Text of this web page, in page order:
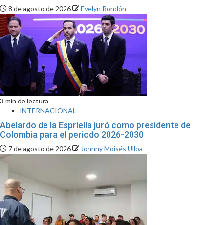
8 de agosto de 2026 Evelyn Rondón
3 min de lectura
INTERNACIONAL
Abelardo de la Espriella juró como presidente de
Colombia para el periodo 2026-2030
7 de agosto de 2026 Johnny Moisés Ulloa